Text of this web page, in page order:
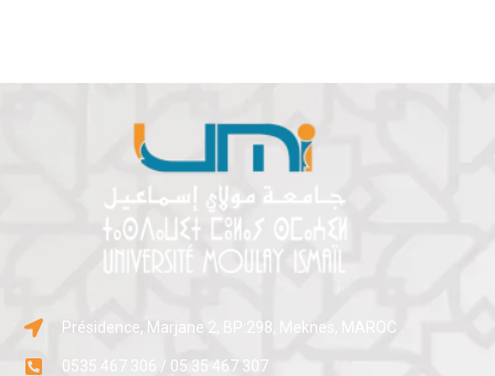
Présidence, Marjane 2, BP:298, Meknes, MAROC
0535 467 306 / 05 35 467 307